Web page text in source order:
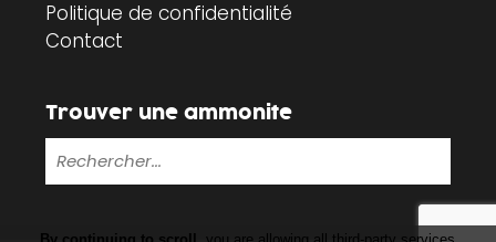
Politique de confidentialité
Contact
Trouver une ammonite